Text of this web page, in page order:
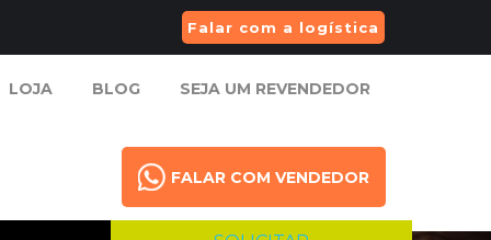
Falar com a logística
LOJA BLOG SEJA UM REVENDEDOR
FALAR COM VENDEDOR
SEJA UM REVENDEDOR